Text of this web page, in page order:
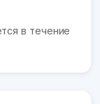
в течение